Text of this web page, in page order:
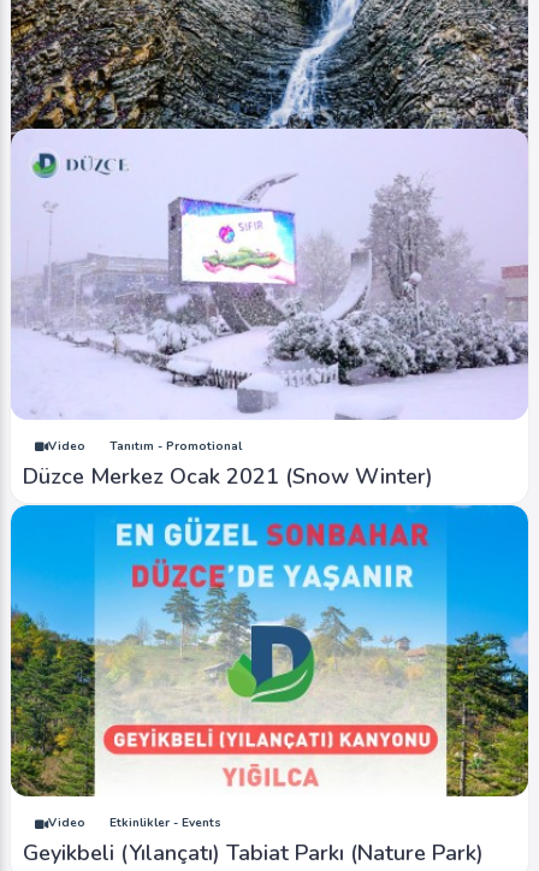
Harmankaya Şelalesi (Harmankaya Waterfall)
Video Tanıtım - Promotional
Düzce Merkez Ocak 2021 (Snow Winter)
Video Etkinlikler - Events
Geyikbeli (Yılançatı) Tabiat Parkı (Nature Park)